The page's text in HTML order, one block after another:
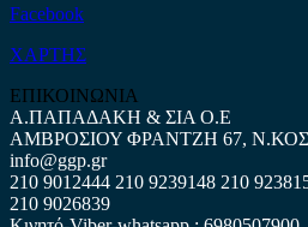
Facebook
ΧΑΡΤΗΣ
ΕΠΙΚΟΙΝΩΝΙΑ
Α.ΠΑΠΑΔΑΚΗ & ΣΙΑ Ο.Ε
ΑΜΒΡΟΣΙΟΥ ΦΡΑΝΤΖΗ 67,
info@ggp.gr
210 9012444 210 9239148 210
210 9026839